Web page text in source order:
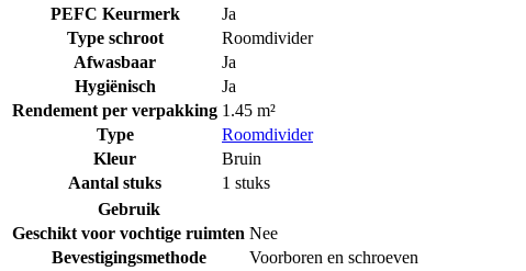
PEFC Keurmerk
Ja
Type schroot
Roomdivider
Afwasbaar
Ja
Hygiënisch
Ja
Rendement per verpakking 1.45 m²
Type
Roomdivider
Kleur
Bruin
Aantal stuks
1 stuks
Gebruik
Geschikt voor vochtige ruimten Nee
Bevestigingsmethode
Voorboren en schroeven